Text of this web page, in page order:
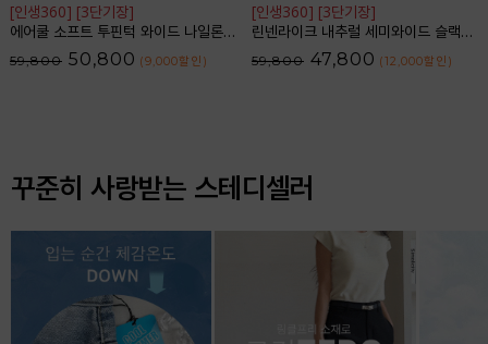
[인생360] [3단기장]
에어쿨 소프트 투핀턱 와이드 나일론 슬랙스_F6S350SL
59,800 50,800 (9,000할인 )
[인생360] [3단기장]
린넨라이크 내추럴 세미와이드 슬랙스_F6S164SL
59,800 47,800 (12,000할인 )
꾸준히 사랑받는 스테디셀러